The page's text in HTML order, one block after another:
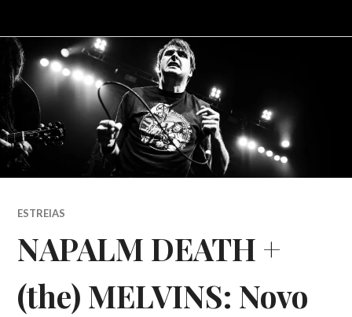
ESTREIAS
NAPALM DEATH +
(the) MELVINS: Novo